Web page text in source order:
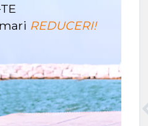
REDUCERI!